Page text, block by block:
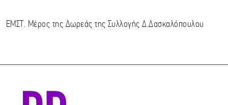
ΕΜΣΤ. Μέρος της Δωρεάς της Συλλογής Δ.Δασκαλόπουλου